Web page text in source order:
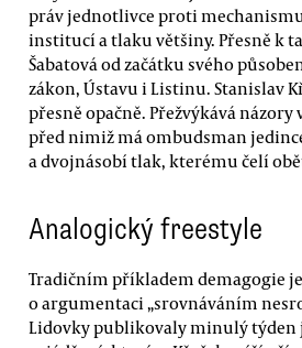
práv jednotlivce proti
institucí a tlaku většiny. Přesně k
Šabatová od začátku svého
zákon, Ústavu i Listinu. Stanislav
přesně opačně. Přežvýkává názory
před nimiž má ombudsman
a dvojnásobí tlak, kterému čelí
Analogický freestyle
Tradičním příkladem demagogie
o argumentaci „srovnáváním
Lidovky publikovaly minulý týden